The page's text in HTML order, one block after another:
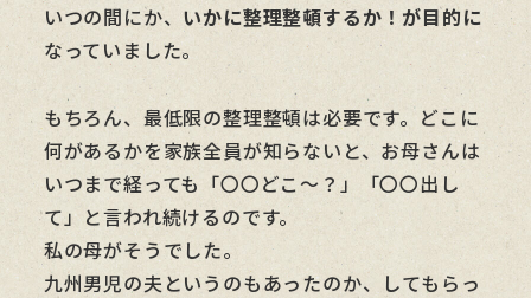
いつの間にか、 いかに整理整頓するか！が目的に
なっていました。
もちろん、最低限の整理整頓は必要です。どこに
何があるかを家族全員が知らないと、お母さんは
いつまで経っても「〇〇どこ～？」「〇〇出し
て」と言われ続けるのです。
私の母がそうでした。
九州男児の夫というのもあったのか、してもらっ